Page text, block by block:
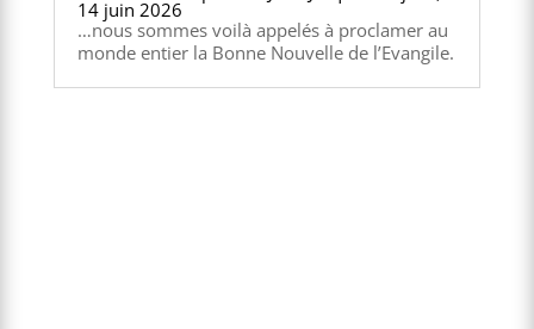
14 juin 2026
…nous sommes voilà appelés à proclamer au
monde entier la Bonne Nouvelle de l’Evangile.